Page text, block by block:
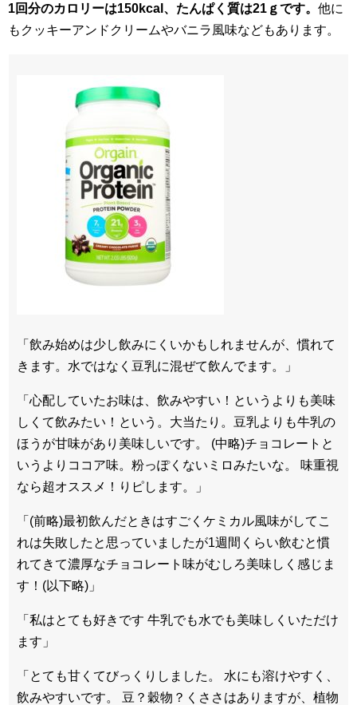
1回分のカロリーは150kcal、たんぱく質は21ｇです。 他に
もクッキーアンドクリームやバニラ風味などもあります。
「飲み始めは少し飲みにくいかもしれませんが、慣れて
きます。水ではなく豆乳に混ぜて飲んでます。」
「心配していたお味は、飲みやすい！というよりも美味
しくて飲みたい！という。大当たり。豆乳よりも牛乳の
ほうが甘味があり美味しいです。 (中略)チョコレートと
いうよりココア味。粉っぽくないミロみたいな。 味重視
なら超オススメ！りピします。」
「(前略)最初飲んだときはすごくケミカル風味がしてこ
れは失敗したと思っていましたが1週間くらい飲むと慣
れてきて濃厚なチョコレート味がむしろ美味しく感じま
す！(以下略)」
「私はとても好きです 牛乳でも水でも美味しくいただけ
ます」
「とても甘くてびっくりしました。 水にも溶けやすく、
飲みやすいです。 豆？穀物？くささはありますが、植物